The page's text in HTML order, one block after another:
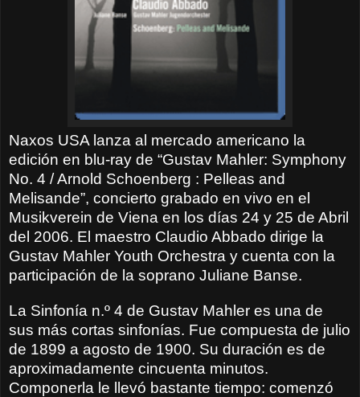
Naxos USA lanza al mercado americano la
edición en blu-ray de “Gustav Mahler: Symphony
No. 4 / Arnold Schoenberg : Pelleas and
Melisande”, concierto grabado en vivo en el
Musikverein de Viena en los días 24 y 25 de Abril
del 2006. El maestro Claudio Abbado dirige la
Gustav Mahler Youth Orchestra y cuenta con la
participación de la soprano Juliane Banse.
La Sinfonía n.º 4 de Gustav Mahler es una de
sus más cortas sinfonías. Fue compuesta de julio
de 1899 a agosto de 1900. Su duración es de
aproximadamente cincuenta minutos.
Componerla le llevó bastante tiempo: comenzó